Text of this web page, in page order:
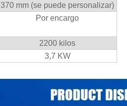
370 mm (se puede personalizar)
Por encargo
2200 kilos
3,7 KW